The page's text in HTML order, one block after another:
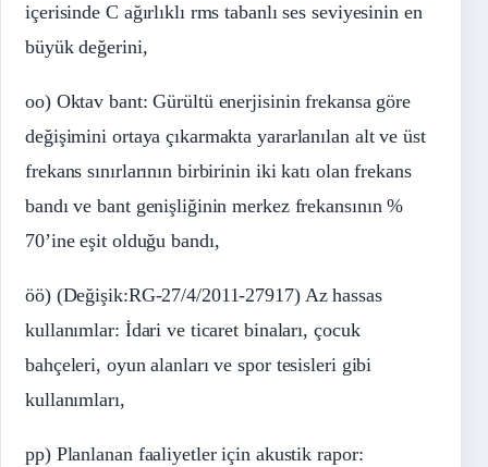
içerisinde C ağırlıklı rms tabanlı ses seviyesinin en
büyük değerini,
oo) Oktav bant: Gürültü enerjisinin frekansa göre
değişimini ortaya çıkarmakta yararlanılan alt ve üst
frekans sınırlarının birbirinin iki katı olan frekans
bandı ve bant genişliğinin merkez frekansının %
70’ine eşit olduğu bandı,
öö) (Değişik:RG-27/4/2011-27917) Az hassas
kullanımlar: İdari ve ticaret binaları, çocuk
bahçeleri, oyun alanları ve spor tesisleri gibi
kullanımları,
pp) Planlanan faaliyetler için akustik rapor: